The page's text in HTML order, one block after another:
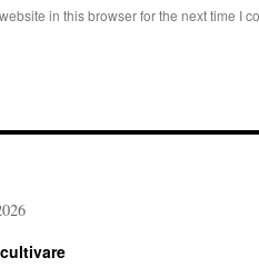
in this browser for the next time I